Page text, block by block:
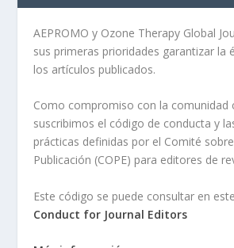
AEPROMO y Ozone Therapy Global
sus primeras prioridades garantizar la
los artículos publicados.
Como compromiso con la comunidad
suscribimos el código de conducta y
prácticas definidas por el Comité
Publicación (COPE) para editores de
Este código se puede consultar en
Conduct for Journal Editors